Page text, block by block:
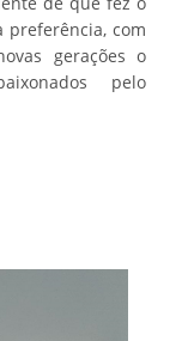
preferência, com
gerações o
pelo